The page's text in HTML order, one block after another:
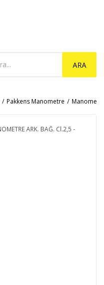
ARA
Pakkens Manometre